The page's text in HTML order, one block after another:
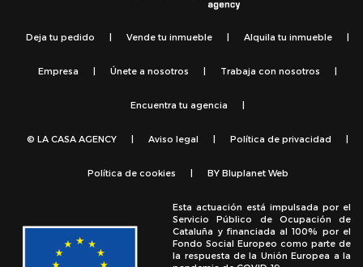
Deja tu pedido | Vende tu inmueble | Alquila tu inmueble |
Empresa | Únete a nosotros | Trabaja con nosotros |
Encuentra tu agencia |
© LA CASA AGENCY | Aviso legal | Política de privacidad |
Política de cookies | BY Bluplanet Web
Esta actuación está impulsada por el
Servicio Público de Ocupación de
Cataluña y financiada al 100% por el
Fondo Social Europeo como parte de
la respuesta de la Unión Europea a la